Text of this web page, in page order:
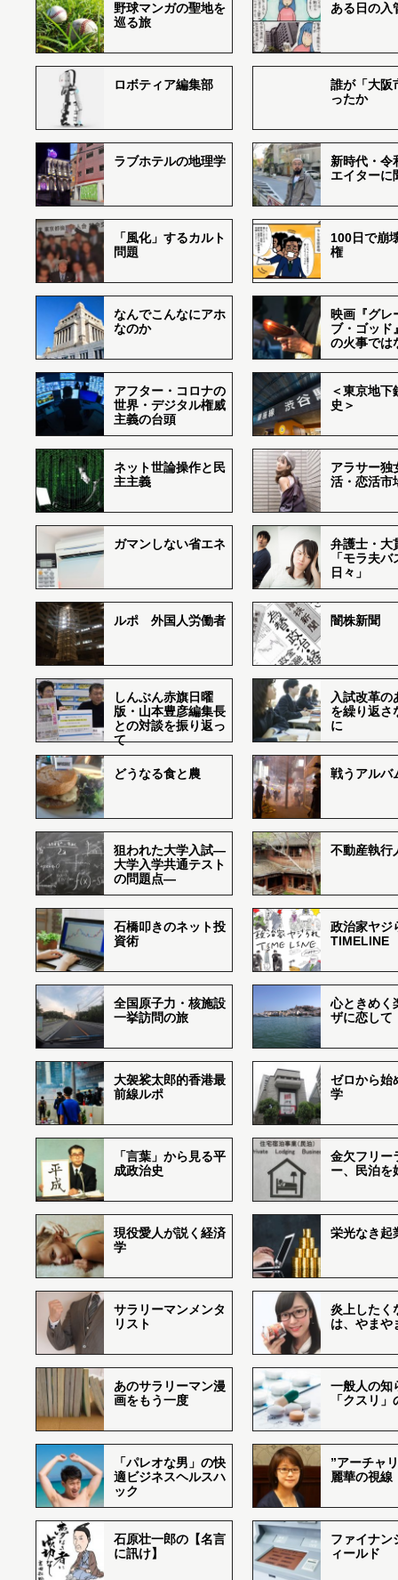
野球マンガの聖地を
巡る旅
ある日の入
ロボティア編集部
誰が「大阪
ったか
ラブホテルの地理学
新時代・令
エイターに
「風化」するカルト
問題
100日で崩
権
なんでこんなにアホ
なのか
映画『グレ
ブ・ゴッド
の火事では
アフター・コロナの
世界・デジタル権威
主義の台頭
＜東京地下
史＞
ネット世論操作と民
主主義
アラサー独
活・恋活市
ガマンしない省エネ
弁護士・大
「モラ夫
日々」
ルポ 外国人労働者 闇株新聞
しんぶん赤旗日曜
版・山本豊彦編集長
との対談を振り返っ
て
入試改革の
を繰り返さ
に
どうなる食と農 戦うアルバ
狙われた大学入試―
大学入学共通テスト
の問題点―
不動産執行
石橋叩きのネット投
資術
政治家ヤジ
TIMELINE
全国原子力・核施設
一挙訪問の旅
心ときめく
ザに恋して
大袈裟太郎的香港最
前線ルポ
ゼロから始
学
「言葉」から見る平
成政治史
金欠フリー
ー、民泊を
現役愛人が説く経済
学
栄光なき起
サラリーマンメンタ
リスト
炎上したく
は、やまや
あのサラリーマン漫
画をもう一度
一般人の知
「クスリ
「パレオな男」の快
適ビジネスヘルスハ
ック
”アーチャ
麗華の視線
石原壮一郎の【名言
に訊け】
ファイナン
ィールド